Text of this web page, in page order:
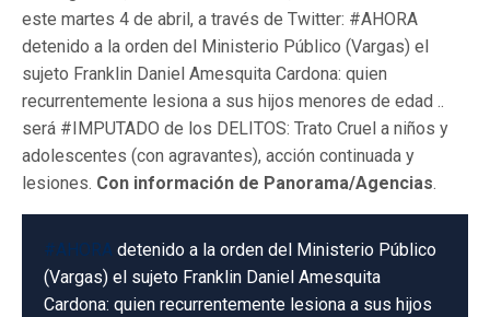
este martes 4 de abril, a través de Twitter: #AHORA
detenido a la orden del Ministerio Público (Vargas) el
sujeto Franklin Daniel Amesquita Cardona: quien
recurrentemente lesiona a sus hijos menores de edad ..
será #IMPUTADO de los DELITOS: Trato Cruel a niños y
adolescentes (con agravantes), acción continuada y
lesiones. Con información de Panorama/Agencias.
#AHORA detenido a la orden del Ministerio Público
(Vargas) el sujeto Franklin Daniel Amesquita
Cardona: quien recurrentemente lesiona a sus hijos